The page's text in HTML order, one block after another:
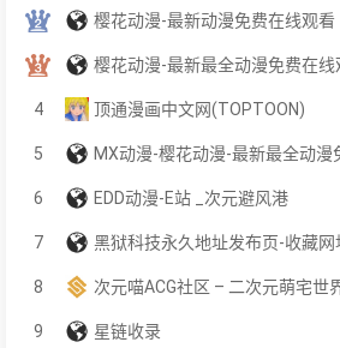
樱花动漫-最新动漫免费在线观看
樱花动漫-最新最全动漫免费在线
4 顶通漫画中文网(TOPTOON)
5 MX动漫-樱花动漫-最新最全动漫
6 EDD动漫-E站 _次元避风港
7 黑狱科技永久地址发布页-收藏网
8 次元喵ACG社区 – 二次元萌宅
9 星链收录